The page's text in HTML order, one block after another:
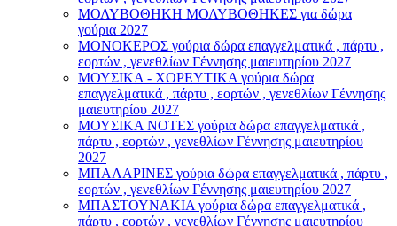
ΜΟΛΥΒΟΘΗΚΗ ΜΟΛΥΒΟΘΗΚΕΣ για δώρα
γούρια 2027
ΜΟΝΟΚΕΡΟΣ γούρια δώρα επαγγελματικά , πάρτυ ,
εορτών , γενεθλίων Γέννησης μαιευτηρίου 2027
ΜΟΥΣΙΚΑ - ΧΟΡΕΥΤΙΚΑ γούρια δώρα
επαγγελματικά , πάρτυ , εορτών , γενεθλίων Γέννησης
μαιευτηρίου 2027
ΜΟΥΣΙΚΑ ΝΟΤΕΣ γούρια δώρα επαγγελματικά ,
πάρτυ , εορτών , γενεθλίων Γέννησης μαιευτηρίου
2027
ΜΠΑΛΑΡΙΝΕΣ γούρια δώρα επαγγελματικά , πάρτυ ,
εορτών , γενεθλίων Γέννησης μαιευτηρίου 2027
ΜΠΑΣΤΟΥΝΑΚΙΑ γούρια δώρα επαγγελματικά ,
πάρτυ , εορτών , γενεθλίων Γέννησης μαιευτηρίου